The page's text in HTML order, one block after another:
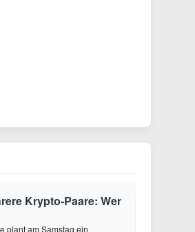
Krypto-Paare: Wer
plant am Samstag ein